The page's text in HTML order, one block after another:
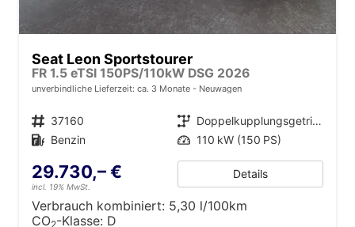
Seat Leon Sportstourer
FR 1.5 eTSI 150PS/110kW DSG 2026
unverbindliche Lieferzeit: ca. 3 Monate Neuwagen
Fahrzeugnr. 37160 Getriebe
Doppelkupplungsgetriebe (DSG)
Kraftstoff Benzin Leistung 110 kW (150 PS)
29.730,– €
incl. 19% MwSt.
Details
Verbrauch kombiniert: 5,30 l/100km
CO2-Klasse: D